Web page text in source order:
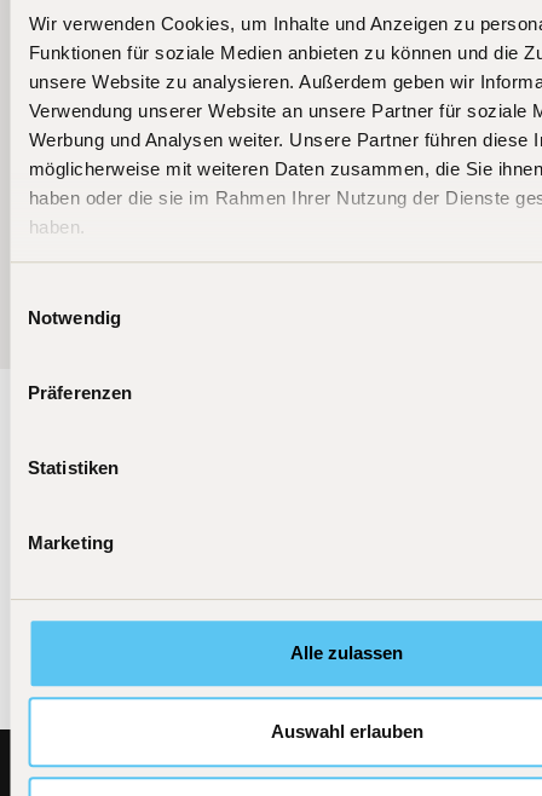
Wir verwenden Cookies, um Inhalte und Anzeigen zu
Funktionen für soziale Medien anbieten zu können und die
unsere Website zu analysieren. Außerdem geben wir
Verwendung unserer Website an unsere Partner für soziale
Werbung und Analysen weiter. Unsere Partner führen diese
möglicherweise mit weiteren Daten zusammen, die Sie
haben oder die sie im Rahmen Ihrer Nutzung der Dienste
haben.
Notwendig
Präferenzen
Statistiken
Marketing
Alle zulassen
Auswahl erlauben
Weitere News
Bleiben Sie auf dem
Die Aktien- und Crypto-Fonds von BIT Capital
investieren weltweit in die Technologiefuhrer von
Footer